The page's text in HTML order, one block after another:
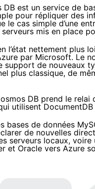
DB est un service de
pour répliquer des
le cas simple d’une
mis en place
l’état nettement plus
par Microsoft. Le
support de nouveaux
plus classique, de
DB prend le
utilisent
bases de données
de nouvelles
serveurs locaux,
et Oracle vers Azure